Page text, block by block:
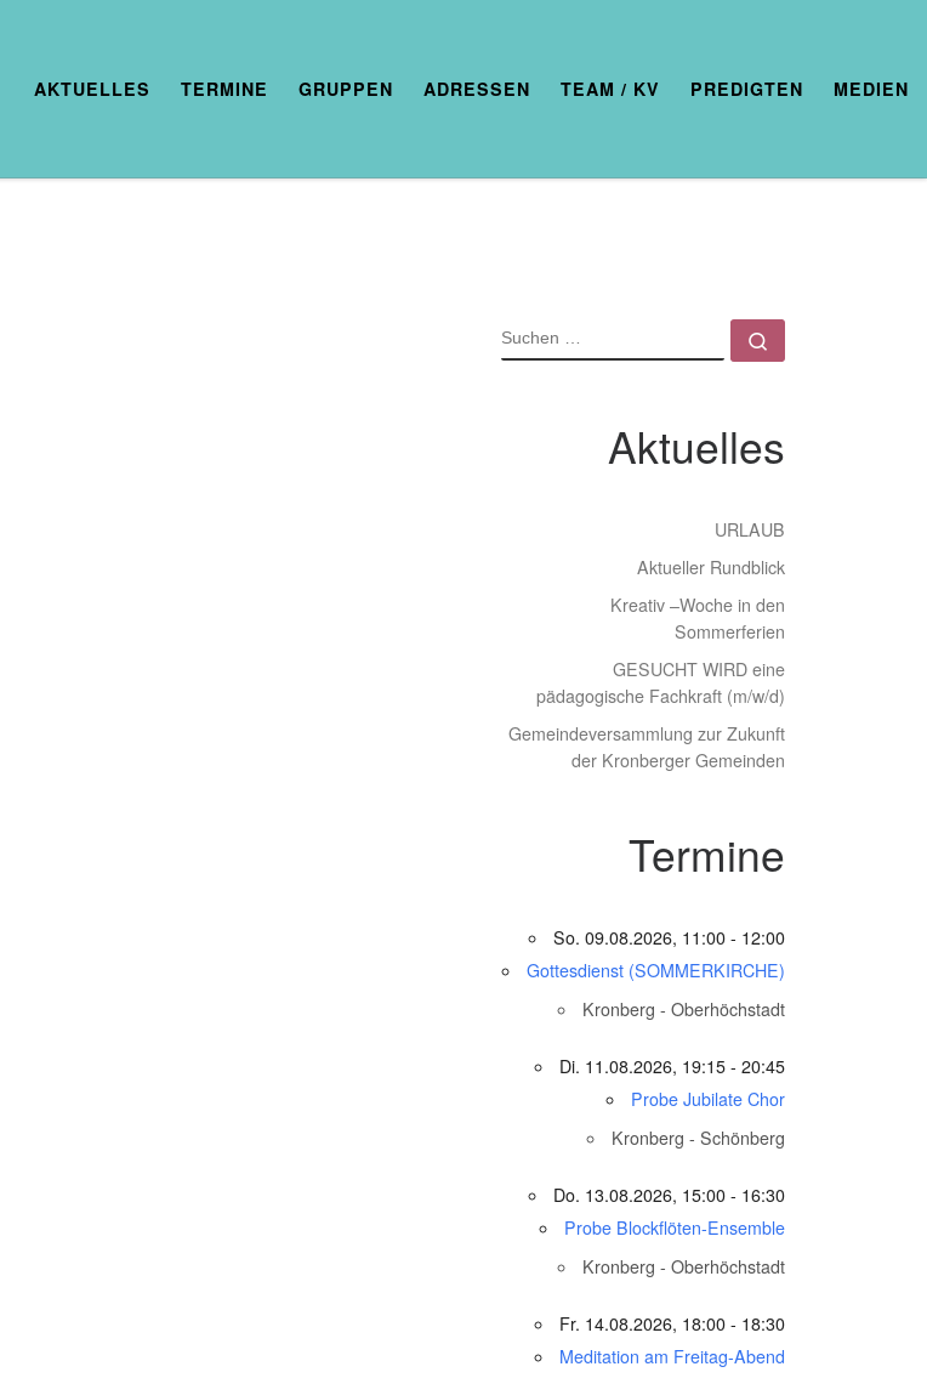
AKTUELLES TERMINE GRUPPEN ADRESSEN TEAM / KV PREDIGTEN MEDIEN
SUCHE
Aktuelles
URLAUB
Aktueller Rundblick
Kreativ –Woche in den
Sommerferien
GESUCHT WIRD eine
pädagogische Fachkraft (m/w/d)
Gemeindeversammlung zur Zukunft
der Kronberger Gemeinden
Termine
So. 09.08.2026, 11:00 - 12:00
Gottesdienst (SOMMERKIRCHE)
Kronberg - Oberhöchstadt
Di. 11.08.2026, 19:15 - 20:45
Probe Jubilate Chor
Kronberg - Schönberg
Do. 13.08.2026, 15:00 - 16:30
Probe Blockflöten-Ensemble
Kronberg - Oberhöchstadt
Fr. 14.08.2026, 18:00 - 18:30
Meditation am Freitag-Abend